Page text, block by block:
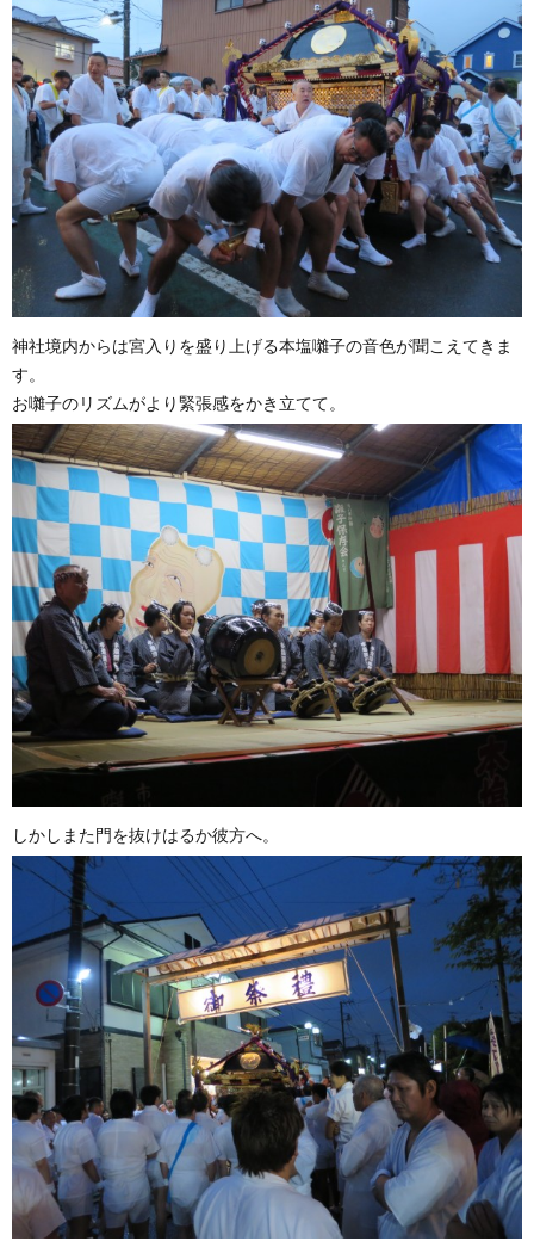
神社境内からは宮入りを盛り上げる本塩囃子の音色が聞こえてきま
す。
お囃子のリズムがより緊張感をかき立てて。
しかしまた門を抜けはるか彼方へ。